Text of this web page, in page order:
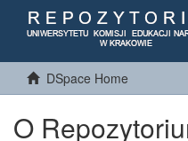
DSpace Home
O